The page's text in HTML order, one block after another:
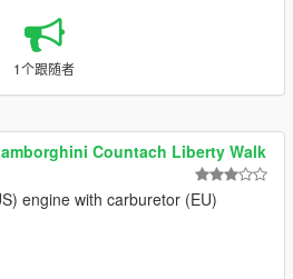
1个跟随者
Countach Liberty Walk
engine with carburetor (EU)